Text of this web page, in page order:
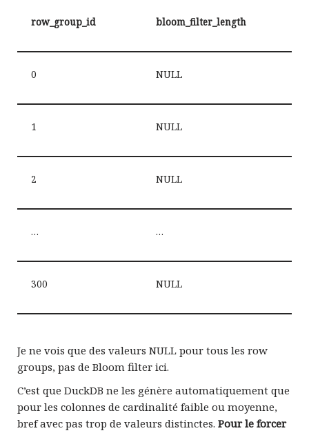
row_group_id bloom_filter_length
0 NULL
1 NULL
2 NULL
… …
300 NULL
Je ne vois que des valeurs NULL pour tous les row
groups, pas de Bloom filter ici.
C’est que DuckDB ne les génère automatiquement que
pour les colonnes de cardinalité faible ou moyenne,
bref avec pas trop de valeurs distinctes. Pour le forcer